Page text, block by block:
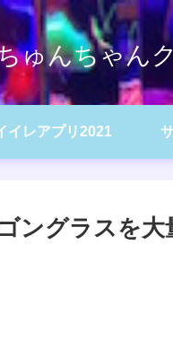
ゅんちゃん
イレアプリ2021
ングラスを大